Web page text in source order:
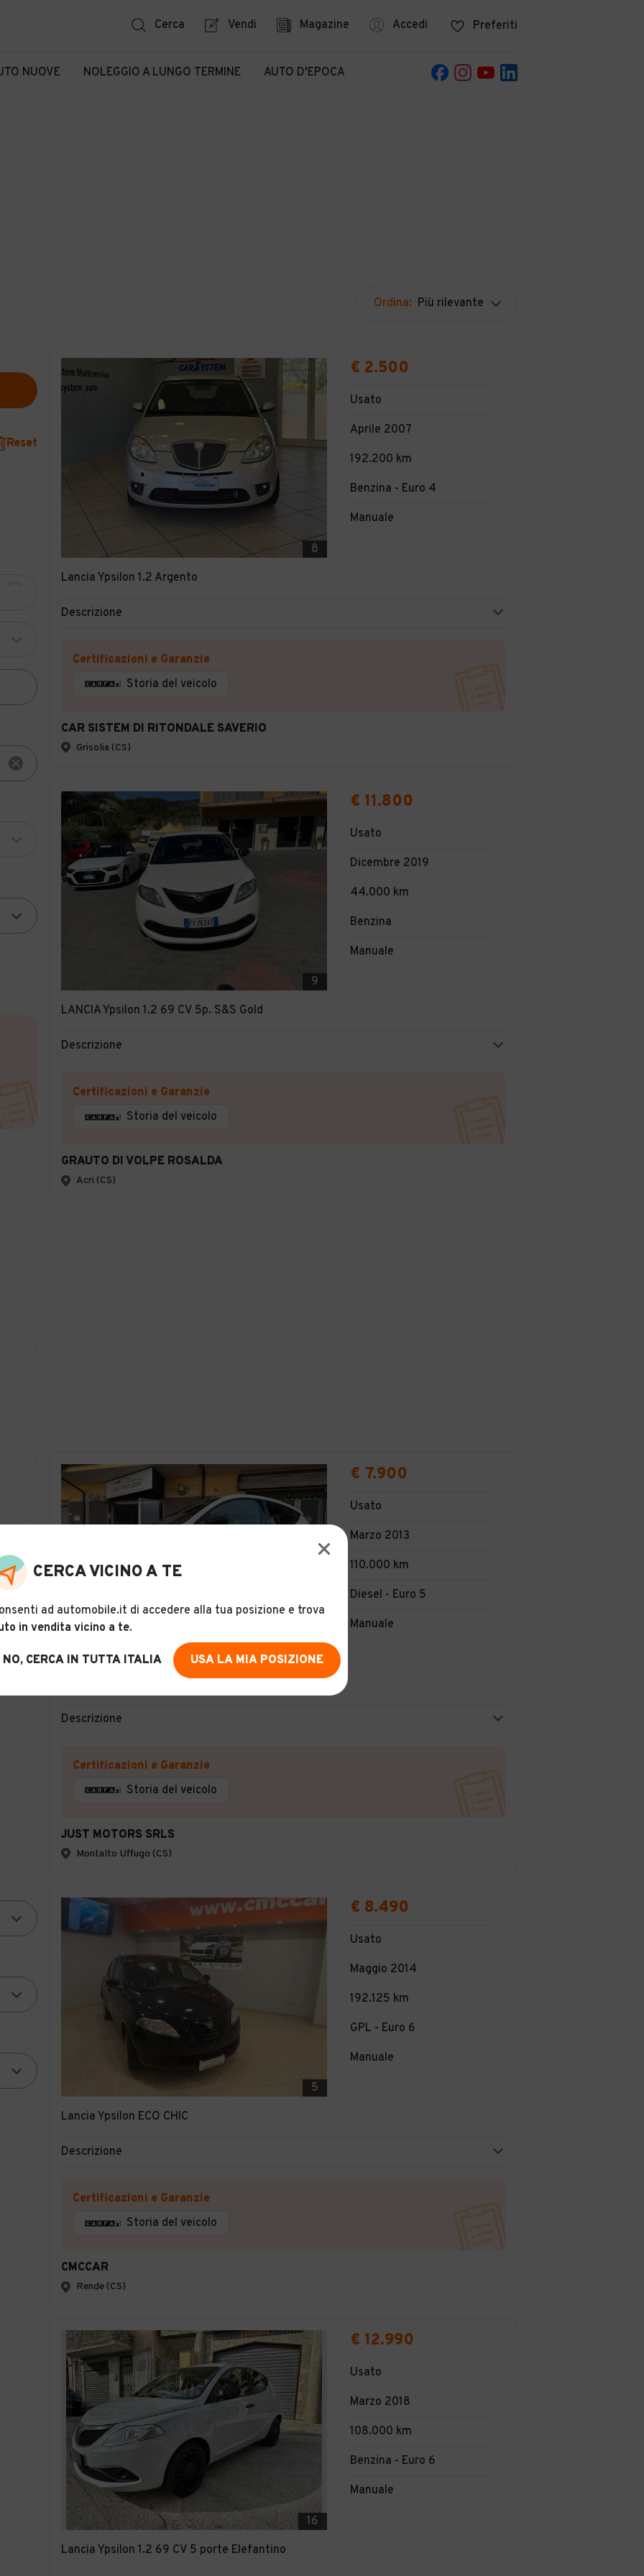
Cerca Vendi Magazine Accedi Preferiti
NUOVE NOLEGGIO A LUNGO TERMINE AUTO D'EPOCA
Ordina: Più rilevante
Reset
8
Lancia Ypsilon 1.2 Argento
€ 2.500
Usato
Aprile 2007
192.200 km
Benzina - Euro 4
Manuale
Descrizione
Certificazioni e Garanzie
Storia del veicolo
CAR SISTEM DI RITONDALE SAVERIO
Grisolia (CS)
9
LANCIA Ypsilon 1.2 69 CV 5p. S&S Gold
€ 11.800
Usato
Dicembre 2019
44.000 km
Benzina
Manuale
Descrizione
Certificazioni e Garanzie
Storia del veicolo
GRAUTO DI VOLPE ROSALDA
Acri (CS)
17
€ 7.900
Usato
Marzo 2013
110.000 km
Diesel - Euro 5
Manuale
Descrizione
Certificazioni e Garanzie
Storia del veicolo
JUST MOTORS SRLS
Montalto Uffugo (CS)
5
Lancia Ypsilon ECO CHIC
€ 8.490
Usato
Maggio 2014
192.125 km
GPL - Euro 6
Manuale
Descrizione
Certificazioni e Garanzie
Storia del veicolo
CMCCAR
Rende (CS)
16
Lancia Ypsilon 1.2 69 CV 5 porte Elefantino
€ 12.990
Usato
Marzo 2018
108.000 km
Benzina - Euro 6
Manuale
CERCA VICINO A TE
ad automobile.it di accedere alla tua posizione e trova
in vendita vicino a te.
NO, CERCA IN TUTTA ITALIA USA LA MIA POSIZIONE